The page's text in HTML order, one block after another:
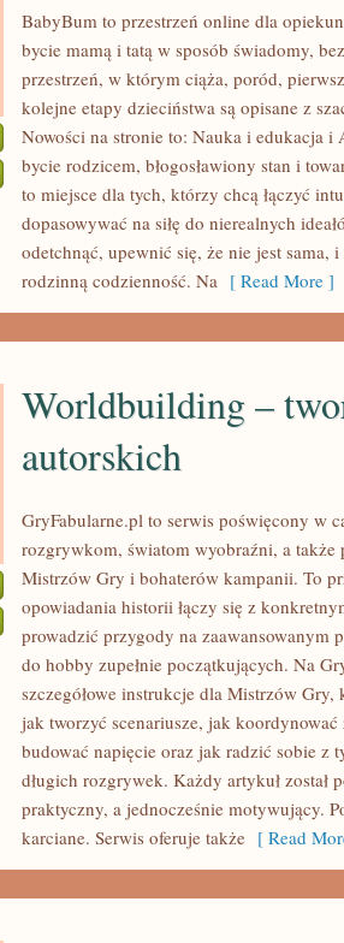
RODZICIELSTWO
LGBT+
BabyBum to przestrzeń online dla
bycie mamą i tatą w sposób świadomy,
przestrzeń, w którym ciąża, poród,
kolejne etapy dzieciństwa są opisane z
Nowości na stronie to: Nauka i edukacja
bycie rodzicem, błogosławiony stan i
to miejsce dla tych, którzy chcą łączyć
dopasowywać na siłę do nierealnych
odetchnąć, upewnić się, że nie jest sama,
rodzinną codzienność. Na [ Read More ]
WORLDBUILDING
Worldbuilding –
autorskich
GryFabularne.pl to serwis poświęcony w
rozgrywkom, światom wyobraźni, a
Mistrzów Gry i bohaterów kampanii. To
opowiadania historii łączy się z
prowadzić przygody na zaawansowanym
do hobby zupełnie początkujących. Na
szczegółowe instrukcje dla Mistrzów
jak tworzyć scenariusze, jak koordynować
budować napięcie oraz jak radzić sobie z
długich rozgrywek. Każdy artykuł został
praktyczny, a jednocześnie motywujący.
karciane. Serwis oferuje także [ Read